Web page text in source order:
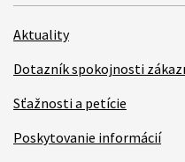
Aktuality
Dotazník spokojnosti
Sťažnosti a petície
Poskytovanie informácií